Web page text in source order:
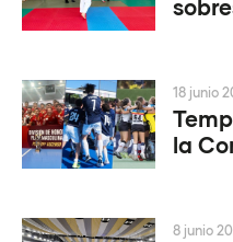
la
18 junio
8 junio